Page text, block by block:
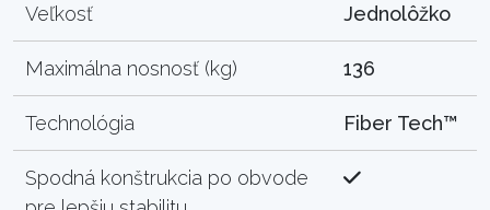
Veľkosť Jednolôžko
Maximálna nosnosť (kg) 136
Technológia Fiber Tech™
Spodná konštrukcia po obvode